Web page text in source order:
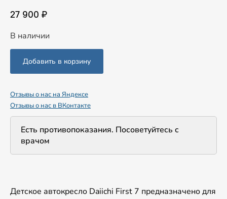
27 900 ₽
В наличии
Отзывы о нас на Яндексе
Отзывы о нас в ВКонтакте
Есть противопоказания. Посоветуйтесь с
врачом
Детское автокресло Daiichi First 7 предназначено для